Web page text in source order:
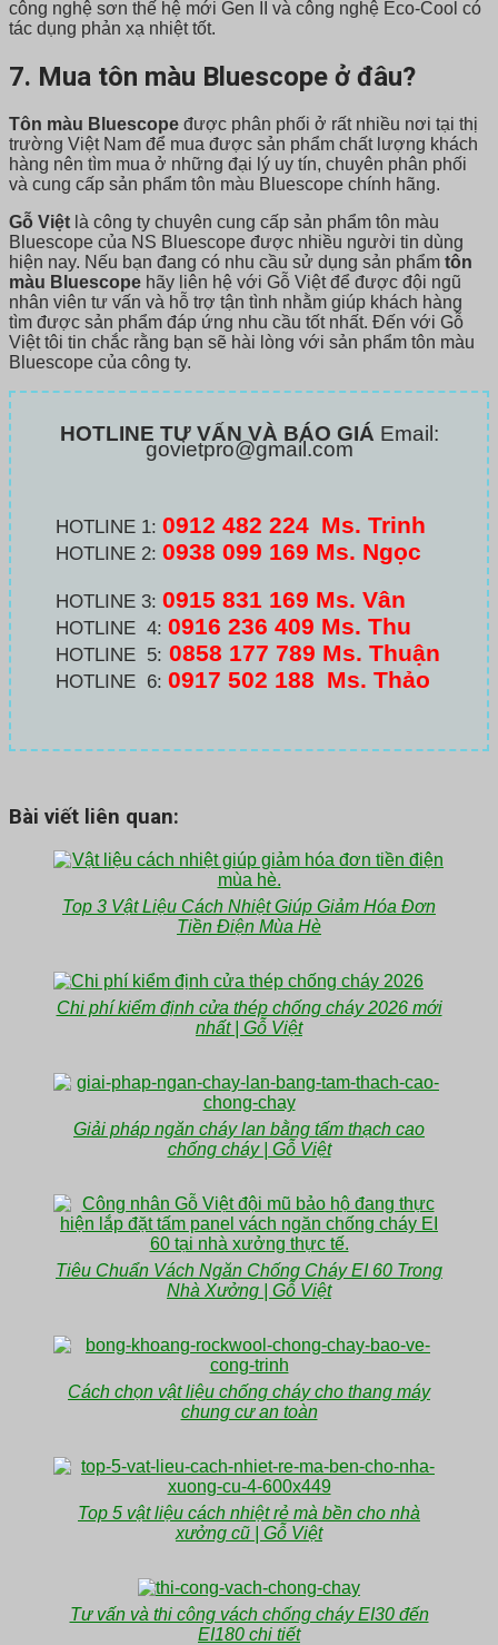
công nghệ sơn thế hệ mới Gen II và công nghệ Eco-Cool có
tác dụng phản xạ nhiệt tốt.
7. Mua tôn màu Bluescope ở đâu?
Tôn màu Bluescope được phân phối ở rất nhiều nơi tại thị
trường Việt Nam để mua được sản phẩm chất lượng khách
hàng nên tìm mua ở những đại lý uy tín, chuyên phân phối
và cung cấp sản phẩm tôn màu Bluescope chính hãng.
Gỗ Việt là công ty chuyên cung cấp sản phẩm tôn màu
Bluescope của NS Bluescope được nhiều người tin dùng
hiện nay. Nếu bạn đang có nhu cầu sử dụng sản phẩm tôn
màu Bluescope hãy liên hệ với Gỗ Việt để được đội ngũ
nhân viên tư vấn và hỗ trợ tận tình nhằm giúp khách hàng
tìm được sản phẩm đáp ứng nhu cầu tốt nhất. Đến với Gỗ
Việt tôi tin chắc rằng bạn sẽ hài lòng với sản phẩm tôn màu
Bluescope của công ty.
HOTLINE TƯ VẤN VÀ BÁO GIÁ Email:
govietpro@gmail.com
HOTLINE 1: 0912 482 224 Ms. Trinh
HOTLINE 2: 0938 099 169 Ms. Ngọc
HOTLINE 3: 0915 831 169 Ms. Vân
HOTLINE 4: 0916 236 409 Ms. Thu
HOTLINE 5: 0858 177 789 Ms. Thuận
HOTLINE 6: 0917 502 188 Ms. Thảo
Bài viết liên quan:
Top 3 Vật Liệu Cách Nhiệt Giúp Giảm Hóa Đơn
Tiền Điện Mùa Hè
Chi phí kiểm định cửa thép chống cháy 2026 mới
nhất | Gỗ Việt
Giải pháp ngăn cháy lan bằng tấm thạch cao
chống cháy | Gỗ Việt
Tiêu Chuẩn Vách Ngăn Chống Cháy EI 60 Trong
Nhà Xưởng | Gỗ Việt
Cách chọn vật liệu chống cháy cho thang máy
chung cư an toàn
Top 5 vật liệu cách nhiệt rẻ mà bền cho nhà
xưởng cũ | Gỗ Việt
Tư vấn và thi công vách chống cháy EI30 đến
EI180 chi tiết